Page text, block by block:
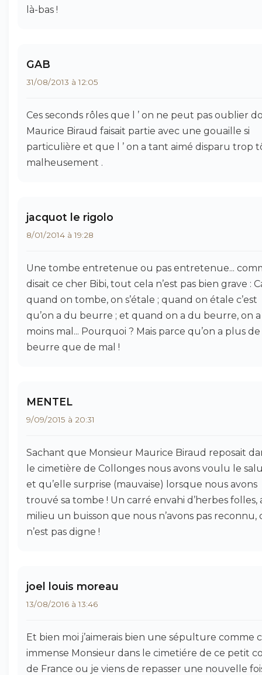
là-bas !
GAB
31/08/2013 à 12:05
Ces seconds rôles que l ’ on ne peut pas oublier
Maurice Biraud faisait partie avec une gouaille si
particulière et que l ’ on a tant aimé disparu trop
malheusement .
jacquot le rigolo
8/01/2014 à 19:28
Une tombe entretenue ou pas entretenue...
disait ce cher Bibi, tout cela n’est pas bien grave :
quand on tombe, on s’étale ; quand on étale c’est
qu’on a du beurre ; et quand on a du beurre, on a
moins mal... Pourquoi ? Mais parce qu’on a plus de
beurre que de mal !
MENTEL
9/09/2015 à 20:31
Sachant que Monsieur Maurice Biraud reposait
le cimetière de Collonges nous avons voulu le
et qu’elle surprise (mauvaise) lorsque nous avons
trouvé sa tombe ! Un carré envahi d’herbes folles,
milieu un buisson que nous n’avons pas reconnu,
n’est pas digne !
joel louis moreau
13/08/2016 à 13:46
Et bien moi j’aimerais bien une sépulture comme
immense Monsieur dans le cimetiére de ce petit
de France ou je viens de repasser une nouvelle